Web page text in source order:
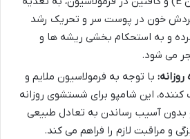
گردش خون در پوست سر و تحریک رشد
و به استحکام بخشی ریشه ها و
می شود.
با توجه به فرمولاسیون ملایم و
کننده، این شامپو برای شستشوی روزانه
آسیب رساندن به تعادل طبیعی
و مراقبت لازم را فراهم می کند.